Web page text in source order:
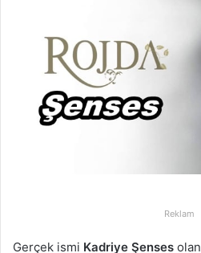
p
o
s
t
a
Reklam
Gerçek ismi Kadriye Şenses olan